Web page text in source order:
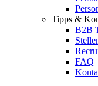
Tipps &
B2B
FAQ